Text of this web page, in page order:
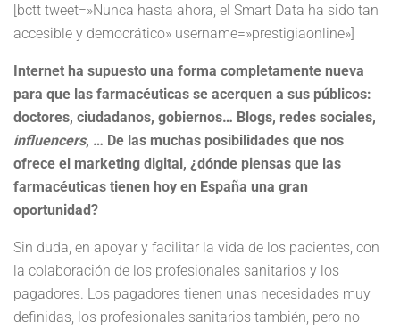
[bctt tweet=»Nunca hasta ahora, el Smart Data ha sido tan
accesible y democrático» username=»prestigiaonline»]
Internet ha supuesto una forma completamente nueva
para que las farmacéuticas se acerquen a sus públicos:
doctores, ciudadanos, gobiernos… Blogs, redes sociales,
influencers, … De las muchas posibilidades que nos
ofrece el marketing digital, ¿dónde piensas que las
farmacéuticas tienen hoy en España una gran
oportunidad?
Sin duda, en apoyar y facilitar la vida de los pacientes, con
la colaboración de los profesionales sanitarios y los
pagadores. Los pagadores tienen unas necesidades muy
definidas, los profesionales sanitarios también, pero no